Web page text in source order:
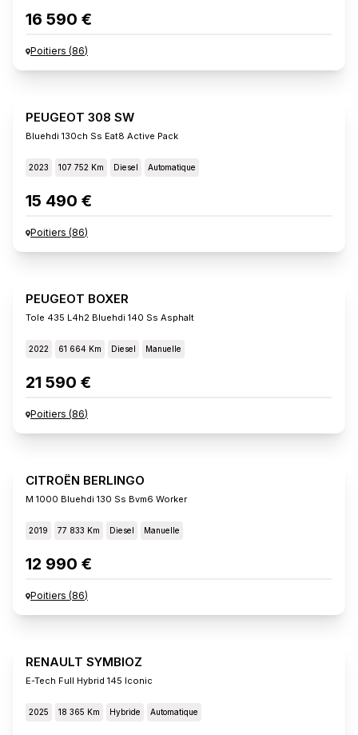
16 590 €
Poitiers (86)
PEUGEOT 308 SW
Bluehdi 130ch Ss Eat8 Active Pack
2023 107 752 Km Diesel Automatique
15 490 €
Poitiers (86)
PEUGEOT BOXER
Tole 435 L4h2 Bluehdi 140 Ss Asphalt
2022 61 664 Km Diesel Manuelle
21 590 €
Poitiers (86)
CITROËN BERLINGO
M 1000 Bluehdi 130 Ss Bvm6 Worker
2019 77 833 Km Diesel Manuelle
12 990 €
Poitiers (86)
RENAULT SYMBIOZ
E-Tech Full Hybrid 145 Iconic
2025 18 365 Km Hybride Automatique